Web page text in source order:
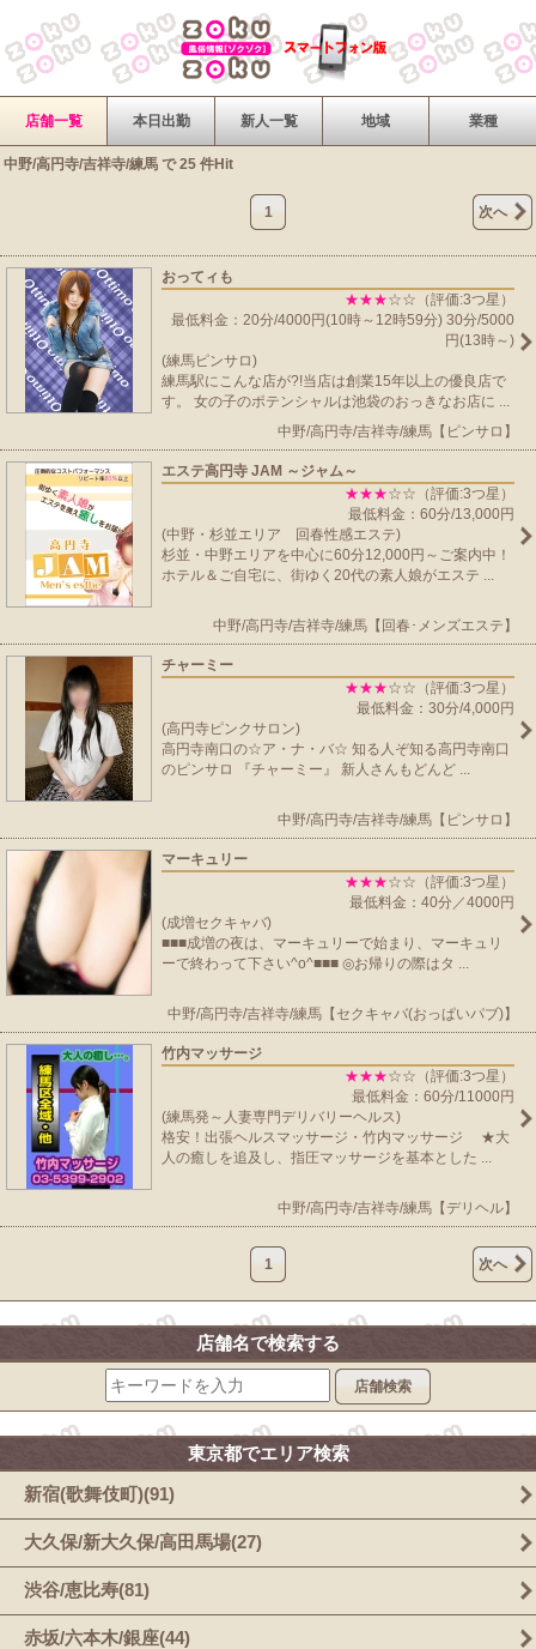
店舗一覧 本日出勤 新人一覧 地域 業種
中野/高円寺/吉祥寺/練馬 で 25 件Hit
1 次へ
おってィも
★★★☆☆（評価:3つ星）
最低料金：20分/4000円(10時～12時59分) 30分/5000
円(13時～)
(練馬ピンサロ)
練馬駅にこんな店が?!当店は創業15年以上の優良店で
す。 女の子のポテンシャルは池袋のおっきなお店に ...
中野/高円寺/吉祥寺/練馬【ピンサロ】
エステ高円寺 JAM ～ジャム～
★★★☆☆（評価:3つ星）
最低料金：60分/13,000円
(中野・杉並エリア 回春性感エステ)
杉並・中野エリアを中心に60分12,000円～ご案内中！
ホテル＆ご自宅に、街ゆく20代の素人娘がエステ ...
中野/高円寺/吉祥寺/練馬【回春･メンズエステ】
チャーミー
★★★☆☆（評価:3つ星）
最低料金：30分/4,000円
(高円寺ピンクサロン)
高円寺南口の☆ア・ナ・バ☆ 知る人ぞ知る高円寺南口
のピンサロ 『チャーミー』 新人さんもどんど ...
中野/高円寺/吉祥寺/練馬【ピンサロ】
マーキュリー
★★★☆☆（評価:3つ星）
最低料金：40分／4000円
(成増セクキャバ)
■■■成増の夜は、マーキュリーで始まり、マーキュリ
ーで終わって下さい^o^■■■ ◎お帰りの際はタ ...
中野/高円寺/吉祥寺/練馬【セクキャバ(おっぱいパブ)】
竹内マッサージ
★★★☆☆（評価:3つ星）
最低料金：60分/11000円
(練馬発～人妻専門デリバリーヘルス)
格安！出張ヘルスマッサージ・竹内マッサージ ★大
人の癒しを追及し、指圧マッサージを基本とした ...
中野/高円寺/吉祥寺/練馬【デリヘル】
1 次へ
店舗名で検索する
店舗検索
東京都でエリア検索
新宿(歌舞伎町)(91)
大久保/新大久保/高田馬場(27)
渋谷/恵比寿(81)
赤坂/六本木/銀座(44)